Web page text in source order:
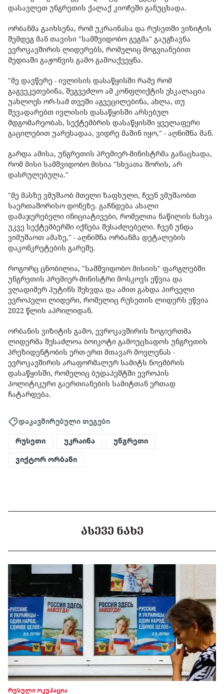
დასავლეთ უნგრეთის ქალაქ კიოჩეში განუცხადა.
ორბანმა გაიხსენა, რომ უკრაინასა და რუსეთში ვიზიტის
შემდეგ მან თავისი "სამშვიდობო გეგმა" გაუგზავნა
ევროკავშირის ლიდერებს, რომელიც მოგვიანებით
მედიაში გაჟონვის გამო გამოაქვეყნა.
"მე დავწერე - ივლისის დასაწყისში რამე რომ
გაგვეკეთებინა, შეგვეძლო ამ კონფლიქტის ესკალაცია
უახლოეს ორ-სამ თვეში აგვეცილებინა, ახლა, თუ
შევადარებთ ივლისის დასაწყისში არსებულ
მდგომარეობას, სექტემბრის დასაწყისში ყველაფერი
გაცილებით უარესადაა, ვიდრე მაშინ იყო," - აღნიშნა მან.
გარდა ამისა, უნგრეთის პრემიერ-მინისტრმა განაცხადა,
რომ მისი სამშვიდობო მისია "სხვათა შორის, არ
დასრულებულა."
"მე მასზე ვმუშაობ მთელი ზაფხული, ჩვენ ვმუშაობთ
საერთაშორისო დონეზე. გაჩნდება ახალი
დამაჯერებელი ინიციატივები, რომელთა ნაწილის ნახვა
უკვე სექტემბერში იქნება შესაძლებელი. ჩვენ უნდა
ვიმუშაოთ ამაზე," - აღნიშნა ორბანმა დეტალების
დაკონკრეტების გარეშე.
როგორც ცნობილია, "სამშვიდობო მისიის" ფარგლებში
უნგრეთის პრემიერ-მინისტრი მოსკოვს ეწვია და
ვლადიმერ პუტინს შეხვდა და ამით გახდა პირველი
ევროპელი ლიდერი, რომელიც რუსეთის ლიდერს ეწვია
2022 წლის აპრილიდან.
ორბანის ვიზიტის გამო, ევროკავშირის ზოგიერთმა
ლიდერმა შესაძლოა ბოიკოტი გამოუცხადოს უნგრეთის
პრეზიდენტობის ერთ-ერთ მთავარ მოვლენას -
ევროკავშირის არაფორმალურ სამიტს ნოემბრის
დასაწყისში, რომელიც ბუდაპეშტში ევროპის
პოლიტიკური გაერთიანების სამიტთან ერთად
ჩატარდება.
დაკავშირებული თეგები
რუსეთი უკრაინა უნგრეთი
ვიქტორ ორბანი
ᲐᲡᲔᲕᲔ ᲜᲐᲮᲔ
რუსული ოკუპაცია